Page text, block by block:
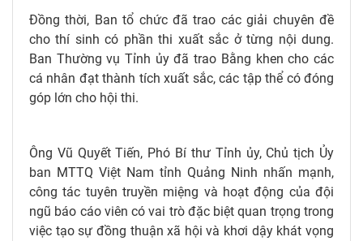
Đồng thời, Ban tổ chức đã trao các giải chuyên đề
cho thí sinh có phần thi xuất sắc ở từng nội dung.
Ban Thường vụ Tỉnh ủy đã trao Bằng khen cho các
cá nhân đạt thành tích xuất sắc, các tập thể có đóng
góp lớn cho hội thi.
Ông Vũ Quyết Tiến, Phó Bí thư Tỉnh ủy, Chủ tịch Ủy
ban MTTQ Việt Nam tỉnh Quảng Ninh nhấn mạnh,
công tác tuyên truyền miệng và hoạt động của đội
ngũ báo cáo viên có vai trò đặc biệt quan trọng trong
việc tạo sự đồng thuận xã hội và khơi dậy khát vọng